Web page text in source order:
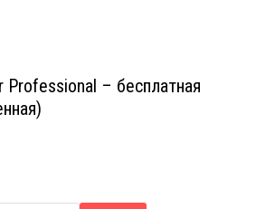
Professional – бесплатная